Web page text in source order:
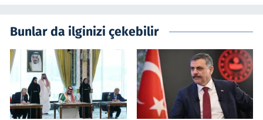
Bunlar da ilginizi çekebilir